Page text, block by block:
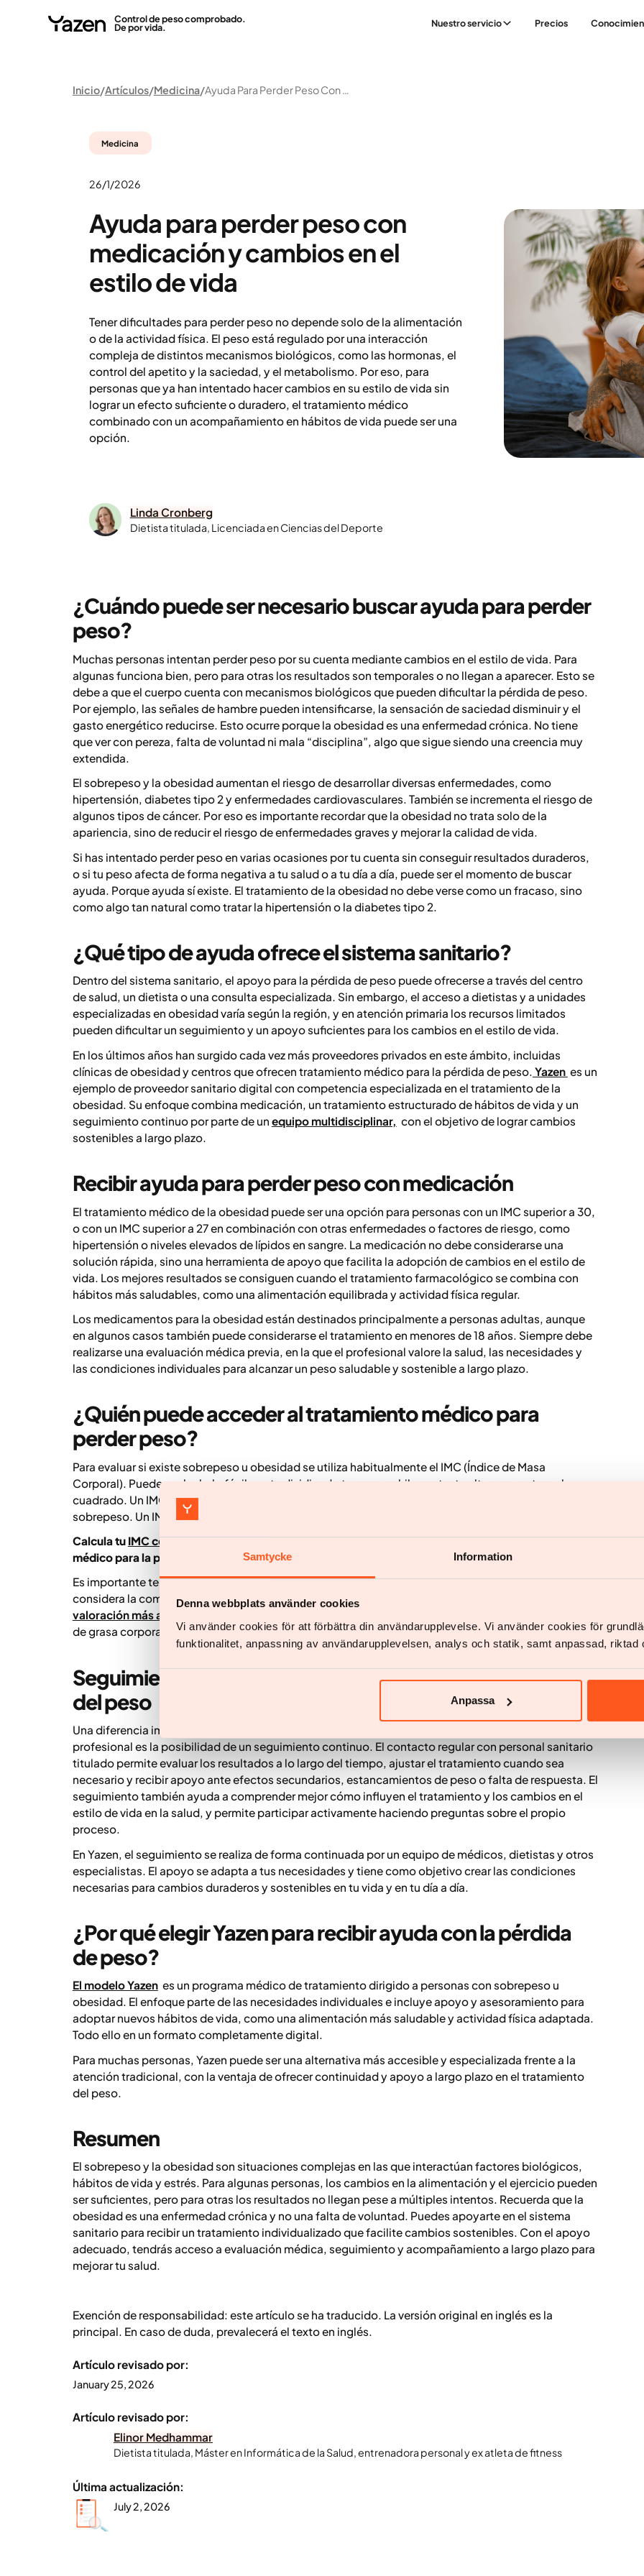
Samtycke Information
Denna webbplats använder cookies
Vi använder cookies för att förbättra din användarupplevelse. Vi använder cookies för
funktionalitet, anpassning av användarupplevelsen, analys och statik, samt anpassad, riktad
Anpassa
Control de peso comprobado.
De por vida. Nuestro servicio Precios
Inicio Artículos Medicina Ayuda Para Perder Peso Con Medicación Y Cambios En El Estilo De Vida
Medicina
26/1/2026
Ayuda para perder peso con
medicación y cambios en el
estilo de vida
Tener dificultades para perder peso no depende solo de la alimentación
o de la actividad física. El peso está regulado por una interacción
compleja de distintos mecanismos biológicos, como las hormonas, el
control del apetito y la saciedad, y el metabolismo. Por eso, para
personas que ya han intentado hacer cambios en su estilo de vida sin
lograr un efecto suficiente o duradero, el tratamiento médico
combinado con un acompañamiento en hábitos de vida puede ser una
opción.
Linda Cronberg
Dietista titulada, Licenciada en Ciencias del Deporte
¿Cuándo puede ser necesario buscar ayuda para perder
peso?
Muchas personas intentan perder peso por su cuenta mediante cambios en el estilo de vida. Para
algunas funciona bien, pero para otras los resultados son temporales o no llegan a aparecer. Esto se
debe a que el cuerpo cuenta con mecanismos biológicos que pueden dificultar la pérdida de peso.
Por ejemplo, las señales de hambre pueden intensificarse, la sensación de saciedad disminuir y el
gasto energético reducirse. Esto ocurre porque la obesidad es una enfermedad crónica. No tiene
que ver con pereza, falta de voluntad ni mala “disciplina”, algo que sigue siendo una creencia muy
extendida.
El sobrepeso y la obesidad aumentan el riesgo de desarrollar diversas enfermedades, como
hipertensión, diabetes tipo 2 y enfermedades cardiovasculares. También se incrementa el riesgo de
algunos tipos de cáncer. Por eso es importante recordar que la obesidad no trata solo de la
apariencia, sino de reducir el riesgo de enfermedades graves y mejorar la calidad de vida.
Si has intentado perder peso en varias ocasiones por tu cuenta sin conseguir resultados duraderos,
o si tu peso afecta de forma negativa a tu salud o a tu día a día, puede ser el momento de buscar
ayuda. Porque ayuda sí existe. El tratamiento de la obesidad no debe verse como un fracaso, sino
como algo tan natural como tratar la hipertensión o la diabetes tipo 2.
¿Qué tipo de ayuda ofrece el sistema sanitario?
Dentro del sistema sanitario, el apoyo para la pérdida de peso puede ofrecerse a través del centro
de salud, un dietista o una consulta especializada. Sin embargo, el acceso a dietistas y a unidades
especializadas en obesidad varía según la región, y en atención primaria los recursos limitados
pueden dificultar un seguimiento y un apoyo suficientes para los cambios en el estilo de vida.
En los últimos años han surgido cada vez más proveedores privados en este ámbito, incluidas
clínicas de obesidad y centros que ofrecen tratamiento médico para la pérdida de peso. Yazen es un
ejemplo de proveedor sanitario digital con competencia especializada en el tratamiento de la
obesidad. Su enfoque combina medicación, un tratamiento estructurado de hábitos de vida y un
seguimiento continuo por parte de un equipo multidisciplinar, con el objetivo de lograr cambios
sostenibles a largo plazo.
Recibir ayuda para perder peso con medicación
El tratamiento médico de la obesidad puede ser una opción para personas con un IMC superior a 30,
o con un IMC superior a 27 en combinación con otras enfermedades o factores de riesgo, como
hipertensión o niveles elevados de lípidos en sangre. La medicación no debe considerarse una
solución rápida, sino una herramienta de apoyo que facilita la adopción de cambios en el estilo de
vida. Los mejores resultados se consiguen cuando el tratamiento farmacológico se combina con
hábitos más saludables, como una alimentación equilibrada y actividad física regular.
Los medicamentos para la obesidad están destinados principalmente a personas adultas, aunque
en algunos casos también puede considerarse el tratamiento en menores de 18 años. Siempre debe
realizarse una evaluación médica previa, en la que el profesional valore la salud, las necesidades y
las condiciones individuales para alcanzar un peso saludable y sostenible a largo plazo.
¿Quién puede acceder al tratamiento médico para
perder peso?
Para evaluar si existe sobrepeso u obesidad se utiliza habitualmente el IMC (Índice de Masa
Corporal). Puedes calcularlo fácilmente dividiendo tu peso en kilos entre tu altura en metros al
cuadrado. Un IMC entre 18,5 y 24,9 se considera normal. Entre 25 y 29,9 se clasifica como
sobrepeso. Un IMC igual o superior a 30 se considera obesidad.
Calcula tu IMC con la calculadora de Yazenpara comprobar si puedes optar a un tratamiento
médico para la pérdida de peso con Yazen.
Es importante tener en cuenta que el IMC no siempre ofrece una visión completa, ya que no
considera la composición corporal, es decir, la proporción entre masa muscular y grasa.
valoración más amplia de la salud
de grasa corporal también pueden ser útiles.
Seguimiento y apoyo: una parte clave del tratamiento
del peso
Una diferencia importante entre intentar perder peso por cuenta propia y un tratamiento con apoyo
profesional es la posibilidad de un seguimiento continuo. El contacto regular con personal sanitario
titulado permite evaluar los resultados a lo largo del tiempo, ajustar el tratamiento cuando sea
necesario y recibir apoyo ante efectos secundarios, estancamientos de peso o falta de respuesta. El
seguimiento también ayuda a comprender mejor cómo influyen el tratamiento y los cambios en el
estilo de vida en la salud, y permite participar activamente haciendo preguntas sobre el propio
proceso.
En Yazen, el seguimiento se realiza de forma continuada por un equipo de médicos, dietistas y otros
especialistas. El apoyo se adapta a tus necesidades y tiene como objetivo crear las condiciones
necesarias para cambios duraderos y sostenibles en tu vida y en tu día a día.
¿Por qué elegir Yazen para recibir ayuda con la pérdida
de peso?
El modelo Yazen es un programa médico de tratamiento dirigido a personas con sobrepeso u
obesidad. El enfoque parte de las necesidades individuales e incluye apoyo y asesoramiento para
adoptar nuevos hábitos de vida, como una alimentación más saludable y actividad física adaptada.
Todo ello en un formato completamente digital.
Para muchas personas, Yazen puede ser una alternativa más accesible y especializada frente a la
atención tradicional, con la ventaja de ofrecer continuidad y apoyo a largo plazo en el tratamiento
del peso.
Resumen
El sobrepeso y la obesidad son situaciones complejas en las que interactúan factores biológicos,
hábitos de vida y estrés. Para algunas personas, los cambios en la alimentación y el ejercicio pueden
ser suficientes, pero para otras los resultados no llegan pese a múltiples intentos. Recuerda que la
obesidad es una enfermedad crónica y no una falta de voluntad. Puedes apoyarte en el sistema
sanitario para recibir un tratamiento individualizado que facilite cambios sostenibles. Con el apoyo
adecuado, tendrás acceso a evaluación médica, seguimiento y acompañamiento a largo plazo para
mejorar tu salud.
Exención de responsabilidad: este artículo se ha traducido. La versión original en inglés es la
principal. En caso de duda, prevalecerá el texto en inglés.
Artículo revisado por:
January 25, 2026
Artículo revisado por:
Elinor Medhammar
Dietista titulada, Máster en Informática de la Salud, entrenadora personal y ex atleta de fitness
Última actualización:
July 2, 2026